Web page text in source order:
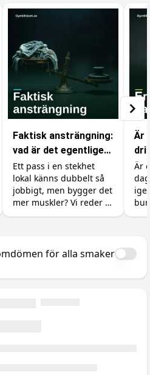
Faktisk ansträngning:
vad är det egentligen
som räknas i
gymmet?
Ett pass i en stekhet
lokal känns dubbelt så
jobbigt, men bygger det
mer muskler? Vi reder ut
skillnaden mellan att
kroppen en signal att
Är
Är
för alla smaker